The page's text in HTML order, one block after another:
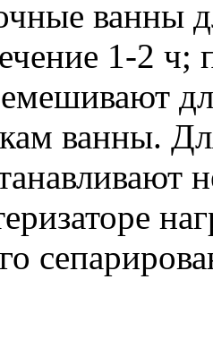
ванны
1-2 ч;
ванны.